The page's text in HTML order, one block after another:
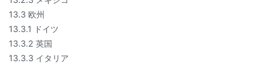
13.3 欧州
13.3.1 ドイツ
13.3.2 英国
13.3.3 イタリア